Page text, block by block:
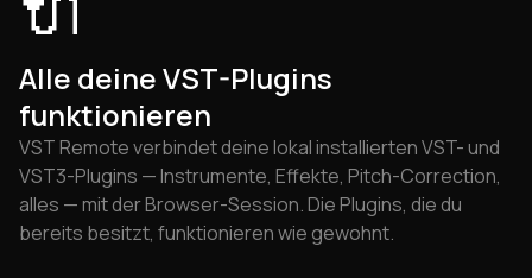
Alle deine VST-Plugins
funktionieren
VST Remote verbindet deine lokal installierten VST- und
VST3-Plugins — Instrumente, Effekte, Pitch-Correction,
alles — mit der Browser-Session. Die Plugins, die du
bereits besitzt, funktionieren wie gewohnt.